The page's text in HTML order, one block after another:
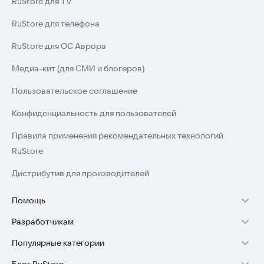
RuStore для телефона
RuStore для ОС Аврора
Медиа-кит (для СМИ и блогеров)
Пользовательское соглашение
Конфиденциальность для пользователей
Правила применения рекомендательных технологий
RuStore
Дистрибутив для производителей
Помощь
Установка RuStore на TV
Установка RuStore на телефон
Разработчикам
Зарабатывать с RuStore
Популярные категории